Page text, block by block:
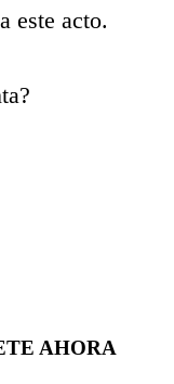
este acto.
AHORA